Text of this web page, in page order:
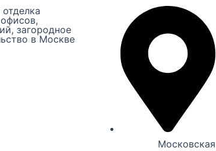
загородное
в Москве
Московская